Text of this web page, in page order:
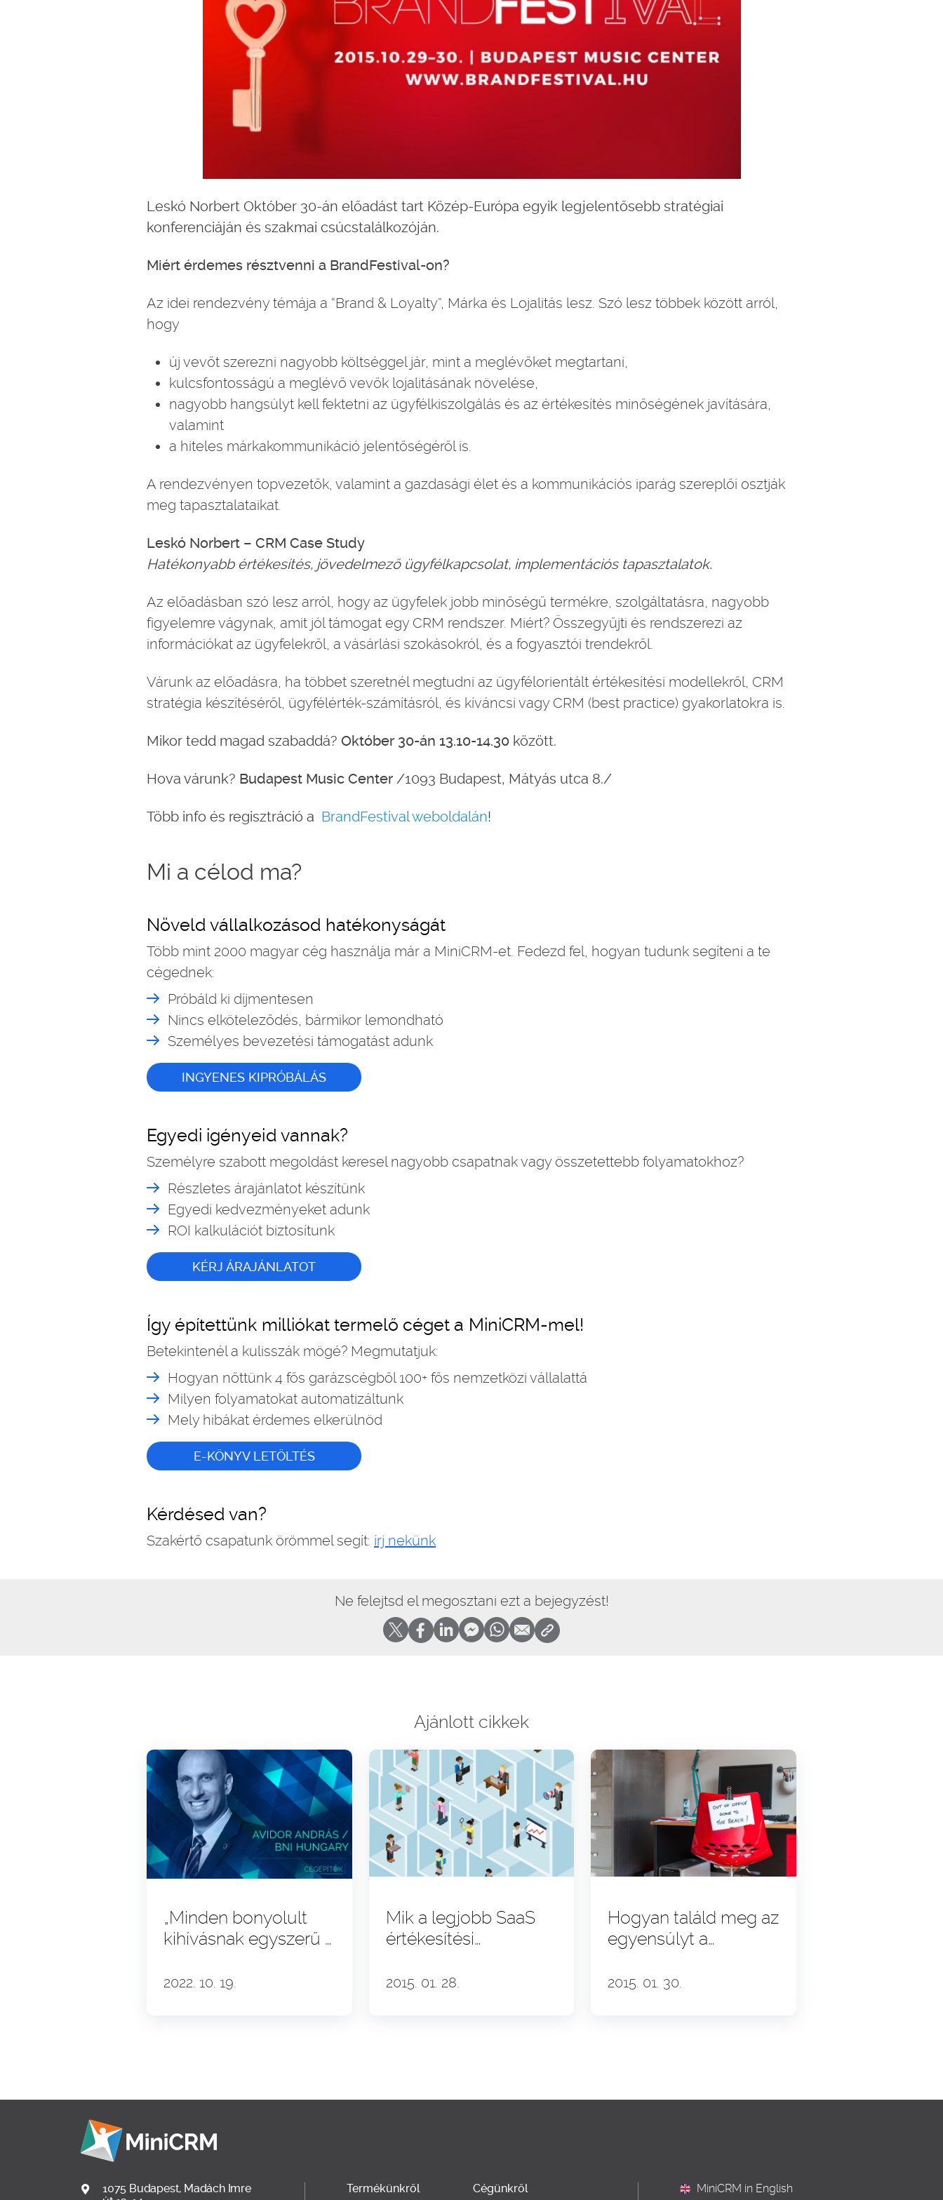
Leskó Norbert Október 30-án előadást tart Közép-Európa egyik legjelentősebb stratégiai
konferenciáján és szakmai csúcstalálkozóján.
Miért érdemes résztvenni a BrandFestival-on?
Az idei rendezvény témája a “Brand & Loyalty”, Márka és Lojalitás lesz. Szó lesz többek között arról,
hogy
új vevőt szerezni nagyobb költséggel jár, mint a meglévőket megtartani,
kulcsfontosságú a meglévő vevők lojalitásának növelése,
nagyobb hangsúlyt kell fektetni az ügyfélkiszolgálás és az értékesítés minőségének javítására,
valamint
a hiteles márkakommunikáció jelentőségéről is.
A rendezvényen topvezetők, valamint a gazdasági élet és a kommunikációs iparág szereplői osztják
meg tapasztalataikat.
Leskó Norbert – CRM Case Study
Hatékonyabb értékesítés, jövedelmező ügyfélkapcsolat, implementációs tapasztalatok.
Az előadásban szó lesz arról, hogy az ügyfelek jobb minőségű termékre, szolgáltatásra, nagyobb
figyelemre vágynak, amit jól támogat egy CRM rendszer. Miért? Összegyűjti és rendszerezi az
információkat az ügyfelekről, a vásárlási szokásokról, és a fogyasztói trendekről.
Várunk az előadásra, ha többet szeretnél megtudni az ügyfélorientált értékesítési modellekről, CRM
stratégia készítéséről, ügyfélérték-számításról, és kíváncsi vagy CRM (best practice) gyakorlatokra is.
Mikor tedd magad szabaddá? Október 30-án 13.10-14.30 között.
Hova várunk? Budapest Music Center /1093 Budapest, Mátyás utca 8./
Több info és regisztráció a BrandFestival weboldalán!
Mi a célod ma?
Növeld vállalkozásod hatékonyságát
Több mint 2000 magyar cég használja már a MiniCRM-et. Fedezd fel, hogyan tudunk segíteni a te
cégednek:
Próbáld ki díjmentesen
Nincs elköteleződés, bármikor lemondható
Személyes bevezetési támogatást adunk
INGYENES KIPRÓBÁLÁS
Egyedi igényeid vannak?
Személyre szabott megoldást keresel nagyobb csapatnak vagy összetettebb folyamatokhoz?
Részletes árajánlatot készítünk
Egyedi kedvezményeket adunk
ROI kalkulációt biztosítunk
KÉRJ ÁRAJÁNLATOT
Így építettünk milliókat termelő céget a MiniCRM-mel!
Betekintenél a kulisszák mögé? Megmutatjuk:
Hogyan nőttünk 4 fős garázscégből 100+ fős nemzetközi vállalattá
Milyen folyamatokat automatizáltunk
Mely hibákat érdemes elkerülnöd
E-KÖNYV LETÖLTÉS
Kérdésed van?
Szakértő csapatunk örömmel segít: írj nekünk
Ne felejtsd el megosztani ezt a bejegyzést!
Ajánlott cikkek
„Minden bonyolult
kihívásnak egyszerű a
András és a BNI
2022. 10. 19.
Mik a legjobb SaaS
értékesítési
2015. 01. 28.
Hogyan találd meg az
egyensúlyt a
munka között?
2015. 01. 30.
1075 Budapest, Madách Imre
Termékünkről Cégünkről MiniCRM in English